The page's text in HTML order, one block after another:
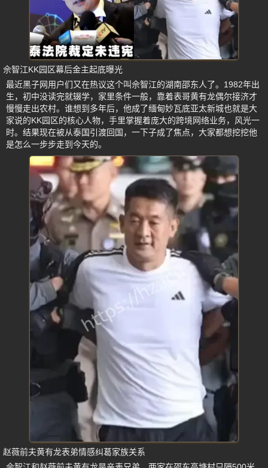
佘智江KK园区幕后金主起底曝光
最近黑子网用户们又在热议这个叫佘智江的湖南邵东人了。1982年出
生，初中没读完就辍学，家里条件一般，靠着表哥黄有龙偶尔接济才
慢慢走出农村。谁想到多年后，他成了缅甸妙瓦底亚太新城也就是大
家说的KK园区的核心人物，手里掌握着庞大的跨境网络业务，风光一
时。结果现在被从泰国引渡回国，一下子成了焦点，大家都想挖挖他
是怎么一步步走到今天的。
赵薇前夫黄有龙表弟情感纠葛家族关系